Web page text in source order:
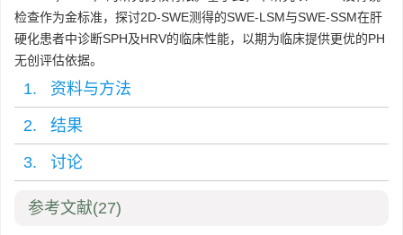
检查作为金标准，探讨2D-SWE测得的SWE-LSM与SWE-SSM在肝
硬化患者中诊断SPH及HRV的临床性能，以期为临床提供更优的PH
无创评估依据。
1. 资料与方法
2. 结果
3. 讨论
参考文献(27)